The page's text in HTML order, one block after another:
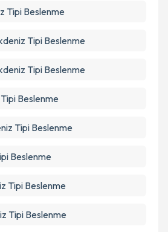
Tipi Beslenme
Tipi Beslenme
Tipi Beslenme
Beslenme
Tipi Beslenme
Beslenme
Tipi Beslenme
Tipi Beslenme